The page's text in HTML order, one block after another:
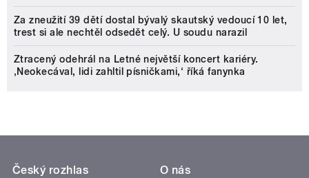
Za zneužití 39 dětí dostal bývalý skautský vedoucí 10 let,
trest si ale nechtěl odsedět celý. U soudu narazil
Ztracený odehrál na Letné největší koncert kariéry.
‚Neokecával, lidi zahltil písničkami,‘ říká fanynka
Český rozhlas
O nás